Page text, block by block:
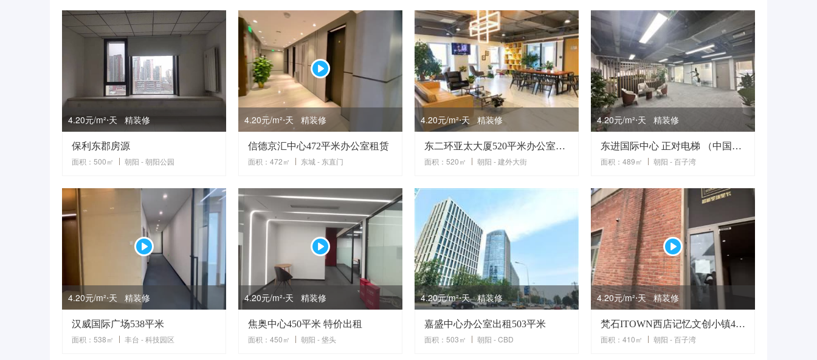
4.20元/m²⋅天 精装修
保利东郡房源
面积：500㎡
朝阳 - 朝阳公园
4.20元/m²⋅天 精装修
信德京汇中心472平米办公室租赁
面积：472㎡
东城 - 东直门
4.20元/m²⋅天 精装修
东二环亚太大厦520平米办公室租赁
面积：520㎡
朝阳 - 建外大街
4.20元/m²⋅天 精装修
东进国际中心 正对电梯 （中国出版创意产业基地）（国家版权创新基地） A座17层489平米东南向 8个房间
面积：489㎡
朝阳 - 百子湾
4.20元/m²⋅天 精装修
汉威国际广场538平米
面积：538㎡
丰台 - 科技园区
4.20元/m²⋅天 精装修
焦奥中心450平米 特价出租
面积：450㎡
朝阳 - 垡头
4.20元/m²⋅天 精装修
嘉盛中心办公室出租503平米
面积：503㎡
朝阳 - CBD
4.20元/m²⋅天 精装修
梵石ITOWN西店记忆文创小镇410平米独栋
面积：410㎡
朝阳 - 百子湾